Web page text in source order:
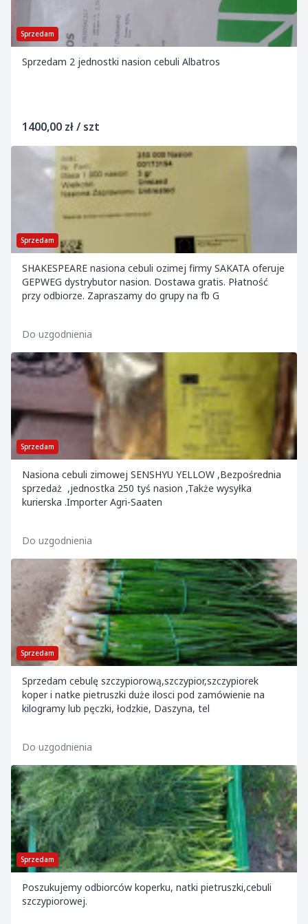
Sprzedam
Sprzedam 2 jednostki nasion cebuli Albatros
1400,00 zł / szt
Sprzedam
SHAKESPEARE nasiona cebuli ozimej firmy SAKATA oferuje
GEPWEG dystrybutor nasion. Dostawa gratis. Płatność
przy odbiorze. Zapraszamy do grupy na fb G
Do uzgodnienia
Sprzedam
Nasiona cebuli zimowej SENSHYU YELLOW ,Bezpośrednia
sprzedaż ,jednostka 250 tyś nasion ,Także wysyłka
kurierska .Importer Agri-Saaten
Do uzgodnienia
Sprzedam
Sprzedam cebulę szczypiorową,szczypior,szczypiorek
koper i natke pietruszki duże ilosci pod zamówienie na
kilogramy lub pęczki, łodzkie, Daszyna, tel
Do uzgodnienia
Sprzedam
Poszukujemy odbiorców koperku, natki pietruszki,cebuli
szczypiorowej.